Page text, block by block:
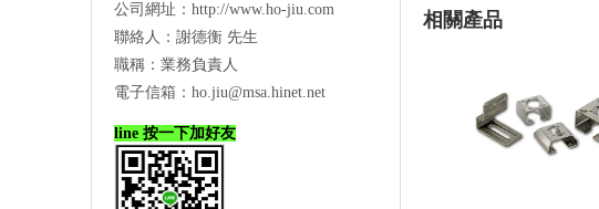
公司網址： http://www.ho-jiu.com
聯絡人：謝德衡 先生
職稱：業務負責人
電子信箱： ho.jiu@msa.hinet.net
line 按一下加好友
相關產品